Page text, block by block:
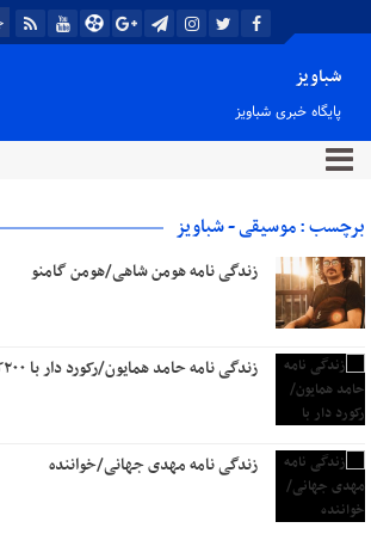
شباویز
پایگاه خبری شباویز
برچسب : موسیقی - شباویز
زندگی نامه هومن شاهی/هومن گامنو
زندگی نامه حامد همایون/رکورد دار با ۲٠٠کنسرت در ۶ماه
زندگی نامه مهدی جهانی/خواننده